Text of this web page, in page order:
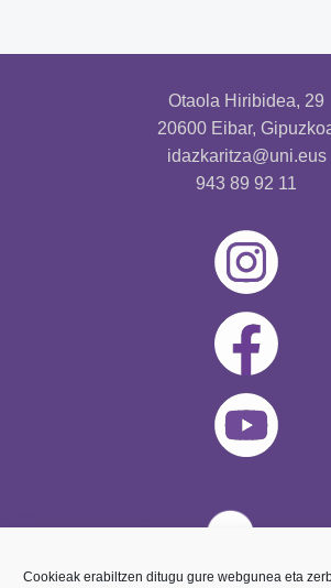
Cookieak erabiltzen ditugu gure webgunea eta
Otaola Hiribidea, 29
20600 Eibar,
idazkaritza@uni.eus
943 89 92 11